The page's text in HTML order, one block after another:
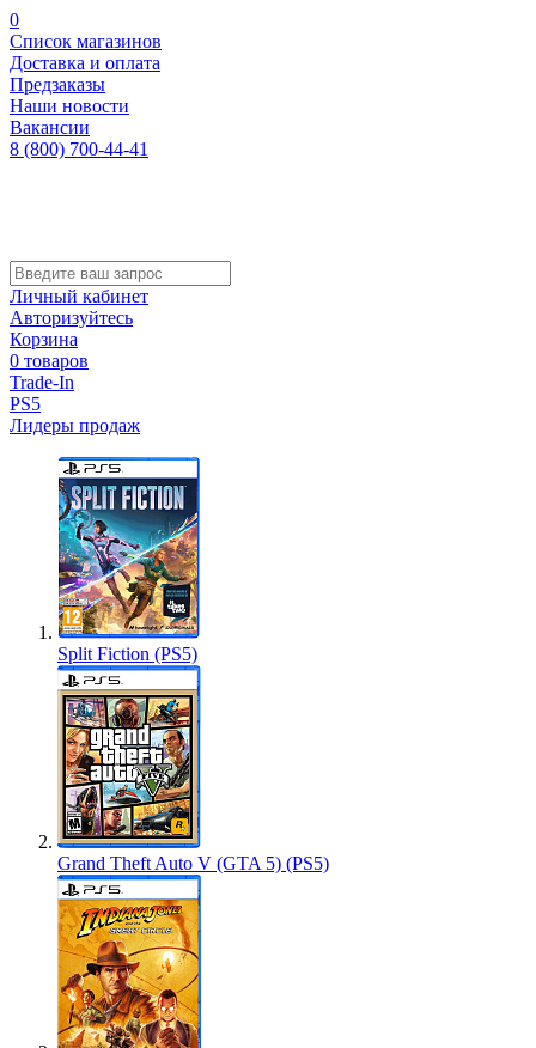
0
Список магазинов
Доставка и оплата
Предзаказы
Наши новости
Вакансии
8 (800) 700-44-41
Личный кабинет
Авторизуйтесь
Корзина
0 товаров
Trade-In
PS5
Лидеры продаж
Split Fiction (PS5)
Grand Theft Auto V (GTA 5) (PS5)